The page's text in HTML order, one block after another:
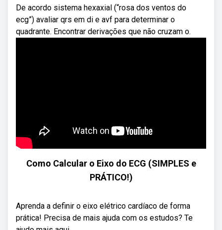
De acordo sistema hexaxial (“rosa dos ventos do
ecg”) avaliar qrs em di e avf para determinar o
quadrante. Encontrar derivações que não cruzam o.
Como Calcular o Eixo do ECG (SIMPLES e
PRÁTICO!)
Aprenda a definir o eixo elétrico cardíaco de forma
prática! Precisa de mais ajuda com os estudos? Te